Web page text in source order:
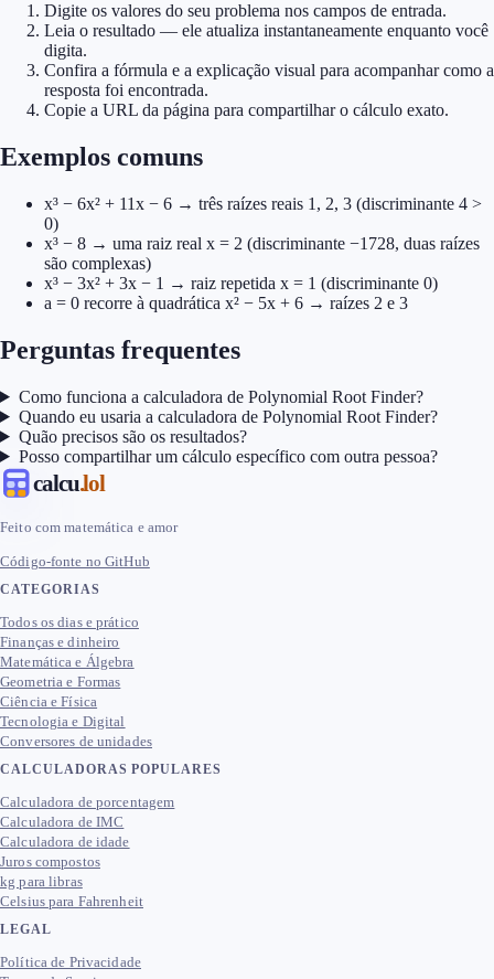
Digite os valores do seu problema nos campos de entrada.
Leia o resultado — ele atualiza instantaneamente enquanto você
digita.
Confira a fórmula e a explicação visual para acompanhar como a
resposta foi encontrada.
Copie a URL da página para compartilhar o cálculo exato.
Exemplos comuns
x³ − 6x² + 11x − 6 → três raízes reais 1, 2, 3 (discriminante 4 >
0)
x³ − 8 → uma raiz real x = 2 (discriminante −1728, duas raízes
são complexas)
x³ − 3x² + 3x − 1 → raiz repetida x = 1 (discriminante 0)
a = 0 recorre à quadrática x² − 5x + 6 → raízes 2 e 3
Perguntas frequentes
Como funciona a calculadora de Polynomial Root Finder?
Quando eu usaria a calculadora de Polynomial Root Finder?
Quão precisos são os resultados?
Posso compartilhar um cálculo específico com outra pessoa?
calcu.lol
Feito com matemática e amor
Código-fonte no GitHub
CATEGORIAS
Todos os dias e prático
Finanças e dinheiro
Matemática e Álgebra
Geometria e Formas
Ciência e Física
Tecnologia e Digital
Conversores de unidades
CALCULADORAS POPULARES
Calculadora de porcentagem
Calculadora de IMC
Calculadora de idade
Juros compostos
kg para libras
Celsius para Fahrenheit
LEGAL
Política de Privacidade